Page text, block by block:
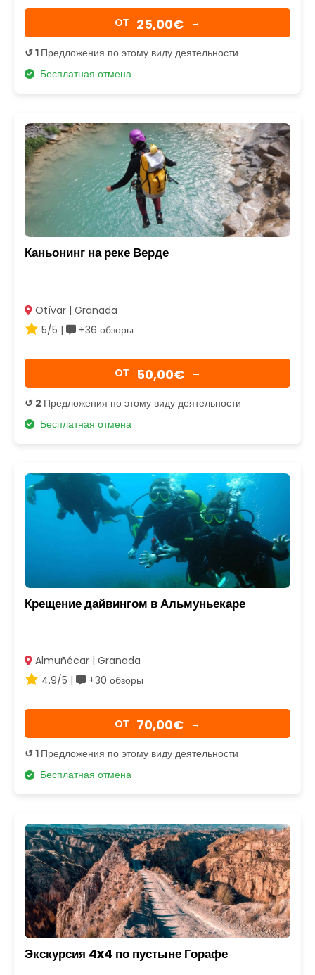
OТ 25,00€ →
↺ 1 Предложения по этому виду деятельности
Бесплатная отмена
Каньонинг на реке Верде
Otívar | Granada
5/5 |
+36 обзоры
OТ 50,00€ →
↺ 2 Предложения по этому виду деятельности
Бесплатная отмена
Крещение дайвингом в Альмуньекаре
Almuñécar | Granada
4.9/5 |
+30 обзоры
OТ 70,00€ →
↺ 1 Предложения по этому виду деятельности
Бесплатная отмена
Экскурсия 4x4 по пустыне Горафе